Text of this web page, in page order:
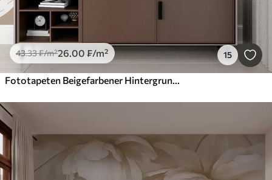
43.33₣/m²26.00 ₣/m² 15
Fototapeten Beigefarbener Hintergrund der tropischen Blumen